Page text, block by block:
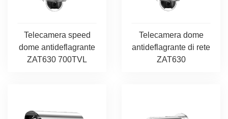
Telecamera speed
dome antideflagrante
ZAT630 700TVL
Telecamera dome
antideflagrante di rete
ZAT630